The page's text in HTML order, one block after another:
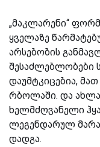
„მაკლარენი“
ყველაზე
არსებობის
შესაძლებლობები
დაუმტკიცებია,
რბოლაში. და
ხელმძღვანელი
ლეგენდარულ
დადგა.